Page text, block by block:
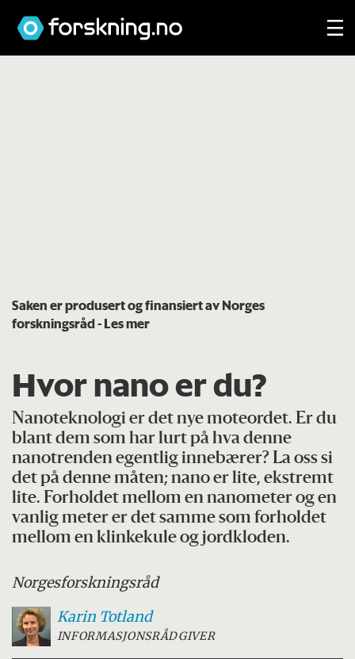
Saken er produsert og finansiert av Norges
forskningsråd- Les mer
Hvor nano er du?
Nanoteknologi er det nye moteordet. Er du
blant dem som har lurt på hva denne
nanotrenden egentlig innebærer? La oss si
det på denne måten; nano er lite, ekstremt
lite. Forholdet mellom en nanometer og en
vanlig meter er det samme som forholdet
mellom en klinkekule og jordkloden.
Norgesforskningsråd
Karin Totland
INFORMASJONSRÅDGIVER